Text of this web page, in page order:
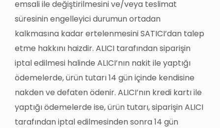
emsali ile değiştirilmesini ve/veya teslimat
süresinin engelleyici durumun ortadan
kalkmasına kadar ertelenmesini SATICI’dan talep
etme hakkını haizdir. ALICI tarafından siparişin
iptal edilmesi halinde ALICI’nın nakit ile yaptığı
ödemelerde, ürün tutarı 14 gün içinde kendisine
nakden ve defaten ödenir. ALICI’nın kredi kartı ile
yaptığı ödemelerde ise, ürün tutarı, siparişin ALICI
tarafından iptal edilmesinden sonra 14 gün